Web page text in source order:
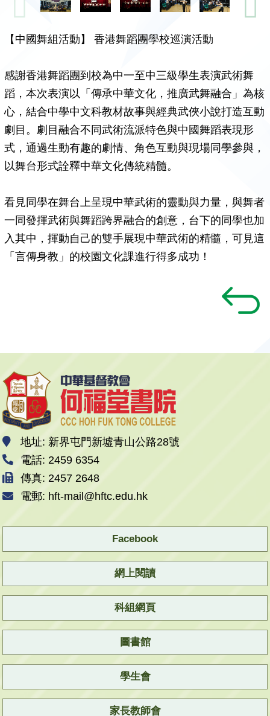
【中國舞組活動】 香港舞蹈團學校巡演活動
感謝香港舞蹈團到校為中一至中三級學生表演武術舞
蹈，本次表演以「傳承中華文化，推廣武舞融合」為核
心，結合中學中文科教材故事與經典武俠小說打造互動
劇目。劇目融合不同武術流派特色與中國舞蹈表現形
式，通過生動有趣的劇情、角色互動與現場同學參與，
以舞台形式詮釋中華文化傳統精髓。
看見同學在舞台上呈現中華武術的靈動與力量，與舞者
一同發揮武術與舞蹈跨界融合的創意，台下的同學也加
入其中，揮動自己的雙手展現中華武術的精髓，可見這
「言傳身教」的校園文化課進行得多成功！
地址: 新界屯門新墟青山公路28號
電話: 2459 6354
傳真: 2457 2648
電郵: hft-mail@hftc.edu.hk
Facebook
網上閱讀
科組網頁
圖書館
學生會
家長教師會